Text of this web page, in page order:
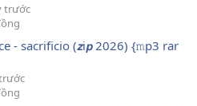
trước
- sacrificio (𝙯i𝙥 2026) {𝚖p3 rar